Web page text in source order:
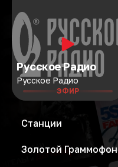
Русское Радио
Русское Радио
ЭФИР
Станции
Золотой Граммофон